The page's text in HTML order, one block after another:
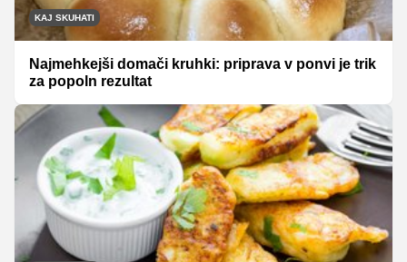
KAJ SKUHATI
Najmehkejši domači kruhki: priprava v ponvi je trik
za popoln rezultat